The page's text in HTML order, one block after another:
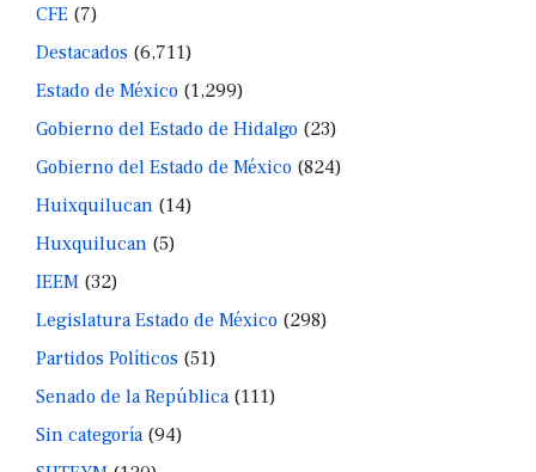
CFE (7)
Destacados (6,711)
Estado de México (1,299)
Gobierno del Estado de Hidalgo (23)
Gobierno del Estado de México (824)
Huixquilucan (14)
Huxquilucan (5)
IEEM (32)
Legislatura Estado de México (298)
Partidos Políticos (51)
Senado de la República(111)
Sin categoría(94)